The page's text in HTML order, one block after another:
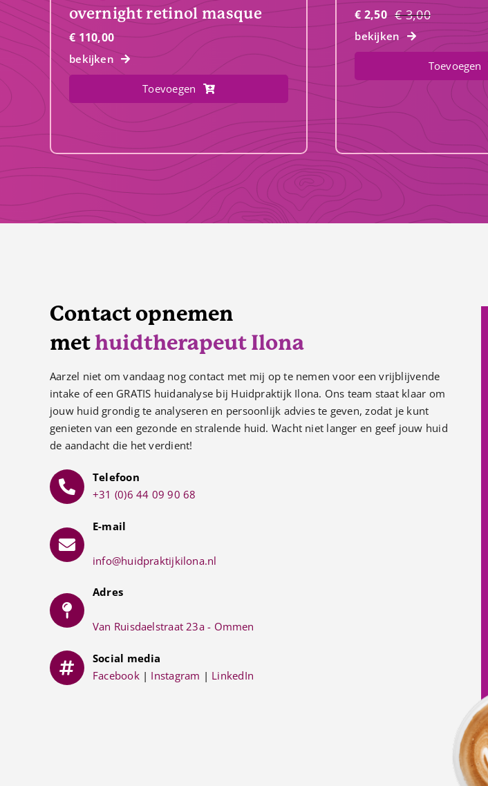
overnight retinol masque
€ 110,00
bekijken
Toevoegen
€3,00
was:
€ 3,00.
€ 2,50
Huidige
is:
€ 2,50.
bekijken
Toevoegen
Contact opnemen
methuidtherapeut Ilona
Aarzel niet om vandaag nog contact met mij op te nemen voor een vrijblijvende
intake of een GRATIS huidanalyse bij Huidpraktijk Ilona. Ons team staat klaar om
jouw huid grondig te analyseren en persoonlijk advies te geven, zodat je kunt
genieten van een gezonde en stralende huid. Wacht niet langer en geef jouw huid
de aandacht die het verdient!
Telefoon
+31 (0)6 44 09 90 68
E-mail
info@huidpraktijkilona.nl
Adres
Van Ruisdaelstraat 23a - Ommen
Social media
Facebook| Instagram | LinkedIn